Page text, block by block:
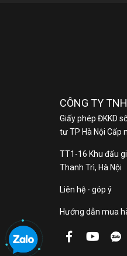
CÔNG TY
Giấy phép ĐKKD
tư TP Hà Nội Cấp
TT1-16 Khu đấu
Thanh Trì, Hà Nội
Liên hệ - góp ý
Hướng dẫn mua